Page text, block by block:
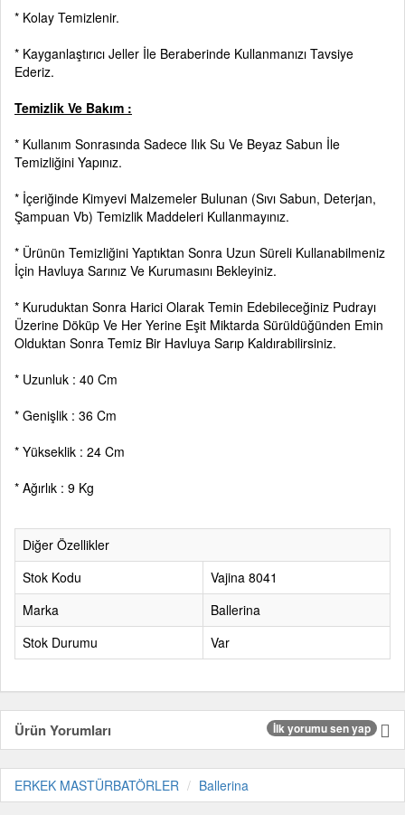
* Kolay Temizlenir.
* Kayganlaştırıcı Jeller İle Beraberinde Kullanmanızı Tavsiye
Ederiz.
Temizlik Ve Bakım :
* Kullanım Sonrasında Sadece Ilık Su Ve Beyaz Sabun İle
Temizliğini Yapınız.
* İçeriğinde Kimyevi Malzemeler Bulunan (Sıvı Sabun, Deterjan,
Şampuan Vb) Temizlik Maddeleri Kullanmayınız.
* Ürünün Temizliğini Yaptıktan Sonra Uzun Süreli Kullanabilmeniz
İçin Havluya Sarınız Ve Kurumasını Bekleyiniz.
* Kuruduktan Sonra Harici Olarak Temin Edebileceğiniz Pudrayı
Üzerine Döküp Ve Her Yerine Eşit Miktarda Sürüldüğünden Emin
Olduktan Sonra Temiz Bir Havluya Sarıp Kaldırabilirsiniz.
* Uzunluk : 40 Cm
* Genişlik : 36 Cm
* Yükseklik : 24 Cm
* Ağırlık : 9 Kg
Diğer Özellikler
Stok Kodu
Vajina 8041
Marka
Ballerina
Stok Durumu
Var
Ürün Yorumları İlk yorumu sen yap
ERKEK MASTÜRBATÖRLER Ballerina